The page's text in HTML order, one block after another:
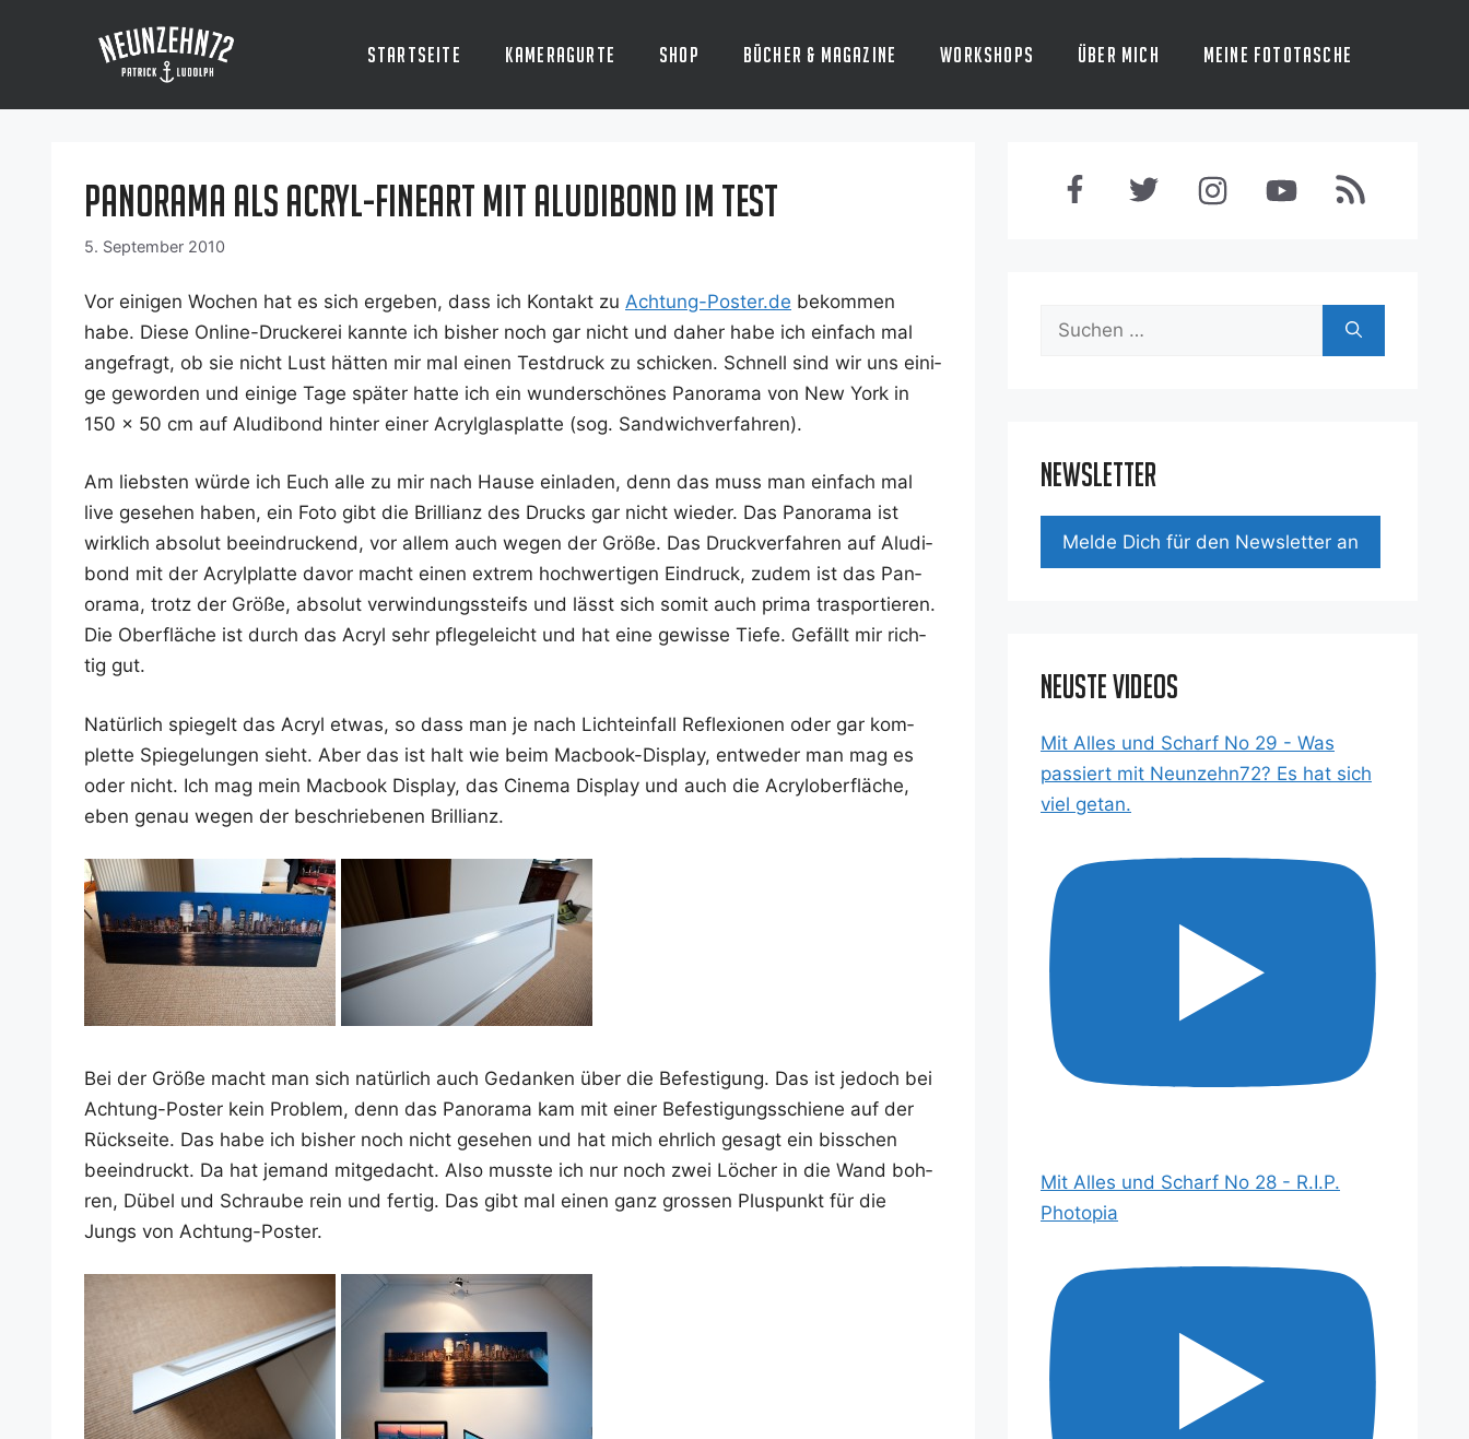
Startseite Kameragurte Shop Bücher & Magazine Workshops Über mich Meine Fototasche
Panorama als Acryl-Fineart mit Aludibond im Test
5. September 2010
Vor eini­gen Wochen hat es sich erge­ben, dass ich Kon­takt zu Achtung-Poster.de bekom­men
habe. Die­se Online-Dru­cke­rei kann­te ich bis­her noch gar nicht und daher habe ich ein­fach mal
ange­fragt, ob sie nicht Lust hät­ten mir mal einen Test­druck zu schi­cken. Schnell sind wir uns eini­
ge gewor­den und eini­ge Tage spä­ter hat­te ich ein wun­der­schö­nes Pan­ora­ma von New York in
150 x 50 cm auf Alu­di­bond hin­ter einer Acryl­glas­plat­te (sog. Sandwichverfahren).
Am liebs­ten wür­de ich Euch alle zu mir nach Hau­se ein­la­den, denn das muss man ein­fach mal
live gese­hen haben, ein Foto gibt die Bril­li­anz des Drucks gar nicht wie­der. Das Pan­ora­ma ist
wirk­lich abso­lut beein­dru­ckend, vor allem auch wegen der Grö­ße. Das Druck­ver­fah­ren auf Alu­di­
bond mit der Acryl­plat­te davor macht einen extrem hoch­wer­ti­gen Ein­druck, zudem ist das Pan­
ora­ma, trotz der Grö­ße, abso­lut ver­win­dungs­steifs und lässt sich somit auch pri­ma traspor­tie­ren.
Die Ober­flä­che ist durch das Acryl sehr pfle­ge­leicht und hat eine gewis­se Tie­fe. Gefällt mir rich­
tig gut.
Natür­lich spie­gelt das Acryl etwas, so dass man je nach Licht­ein­fall Refle­xio­nen oder gar kom­
plet­te Spie­ge­lun­gen sieht. Aber das ist halt wie beim Mac­book-Dis­play, ent­we­der man mag es
oder nicht. Ich mag mein Mac­book Dis­play, das Cine­ma Dis­play und auch die Acryl­ober­flä­che,
eben genau wegen der beschrie­be­nen Brillianz.
Bei der Grö­ße macht man sich natür­lich auch Gedan­ken über die Befes­ti­gung. Das ist jedoch bei
Ach­tung-Pos­ter kein Pro­blem, denn das Pan­ora­ma kam mit einer Befes­ti­gungs­schie­ne auf der
Rück­sei­te. Das habe ich bis­her noch nicht gese­hen und hat mich ehr­lich gesagt ein biss­chen
beein­druckt. Da hat jemand mit­ge­dacht. Also muss­te ich nur noch zwei Löcher in die Wand boh­
ren, Dübel und Schrau­be rein und fer­tig. Das gibt mal einen ganz gros­sen Plus­punkt für die
Jungs von Achtung-Poster.
Suchen
Newsletter
Mel­de Dich für den News­let­ter an
Neuste Videos
Mit Alles und Scharf No 29 - Was
passiert mit Neunzehn72? Es hat sich
viel getan.
Mit Alles und Scharf No 28 - R.I.P.
Photopia